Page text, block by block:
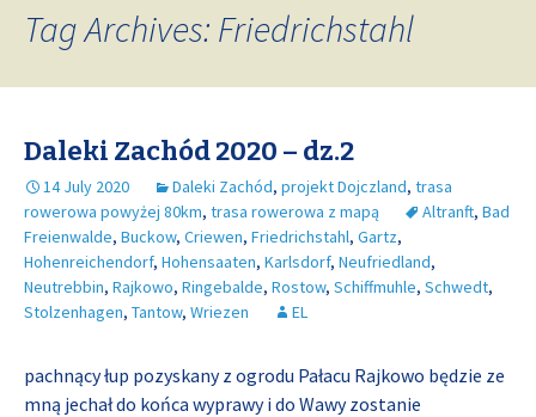
Tag Archives: Friedrichstahl
Daleki Zachód 2020 – dz.2
14 July 2020 Daleki Zachód, projekt Dojczland, trasa
rowerowa powyżej 80km, trasa rowerowa z mapą Altranft, Bad
Freienwalde, Buckow, Criewen, Friedrichstahl, Gartz,
Hohenreichendorf, Hohensaaten, Karlsdorf, Neufriedland,
Neutrebbin, Rajkowo, Ringebalde, Rostow, Schiffmuhle, Schwedt,
Stolzenhagen, Tantow, Wriezen EL
pachnący łup pozyskany z ogrodu Pałacu Rajkowo będzie ze
mną jechał do końca wyprawy i do Wawy zostanie